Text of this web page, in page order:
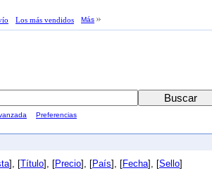
Los más vendidos Más
Preferencias
], [Título], [Precio], [País], [Fecha], [Sello]